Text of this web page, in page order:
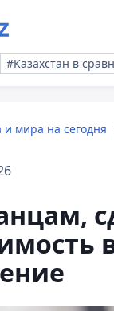
#Казахстан в
и мира на сегодня